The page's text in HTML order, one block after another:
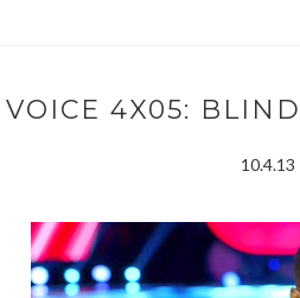
4X05:
10.4.13